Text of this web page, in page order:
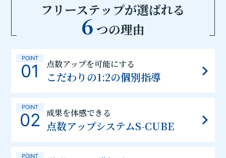
フリーステップが選ばれる
6 つの理由
POINT
01 点数アップを可能にする
こだわりの1:2の個別指導
POINT
02 成果を体感できる
点数アップシステムS-CUBE
POINT